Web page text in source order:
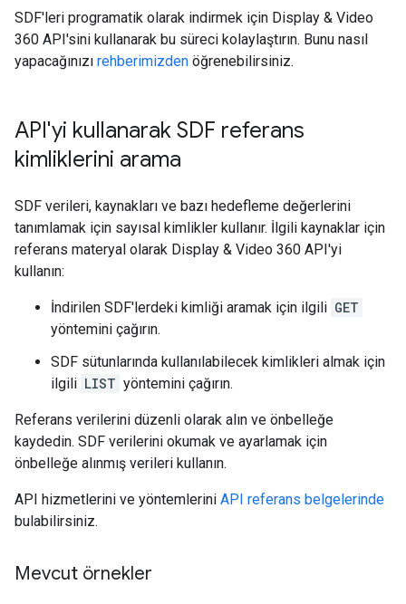
SDF'leri programatik olarak indirmek için Display & Video
360 API'sini kullanarak bu süreci kolaylaştırın. Bunu nasıl
yapacağınızı rehberimizden öğrenebilirsiniz.
API'yi kullanarak SDF referans
kimliklerini arama
SDF verileri, kaynakları ve bazı hedefleme değerlerini
tanımlamak için sayısal kimlikler kullanır. İlgili kaynaklar için
referans materyal olarak Display & Video 360 API'yi
kullanın:
İndirilen SDF'lerdeki kimliği aramak için ilgili GET
yöntemini çağırın.
SDF sütunlarında kullanılabilecek kimlikleri almak için
ilgili LIST yöntemini çağırın.
Referans verilerini düzenli olarak alın ve önbelleğe
kaydedin. SDF verilerini okumak ve ayarlamak için
önbelleğe alınmış verileri kullanın.
API hizmetlerini ve yöntemlerini API referans belgelerinde
bulabilirsiniz.
Mevcut örnekler